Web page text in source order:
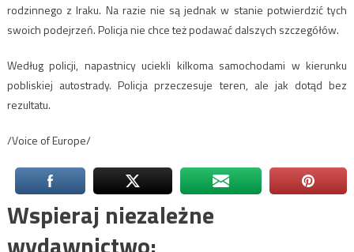
rodzinnego z Iraku. Na razie nie są jednak w stanie potwierdzić tych
swoich podejrzeń. Policja nie chce też podawać dalszych szczegółów.
Według policji, napastnicy uciekli kilkoma samochodami w kierunku
pobliskiej autostrady. Policja przeczesuje teren, ale jak dotąd bez
rezultatu.
/Voice of Europe/
Wspieraj niezależne